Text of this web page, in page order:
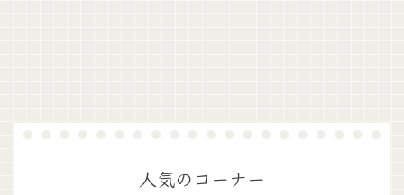
人気のコーナー